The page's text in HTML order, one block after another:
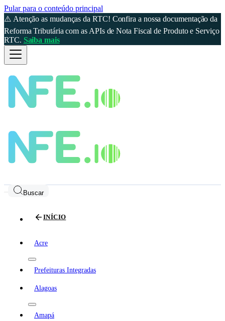
Pular para o conteúdo principal
⚠️ Atenção as mudanças da RTC! Confira a nossa documentação da
Reforma Tributária com as APIs de Nota Fiscal de Produto e Serviço
RTC. Saiba mais
Buscar
INÍCIO
Acre
Prefeituras Integradas
Alagoas
Amapá